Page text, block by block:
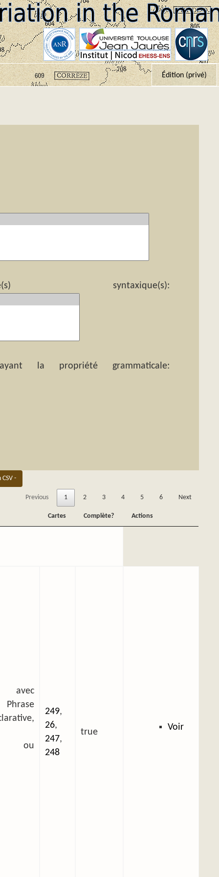
Édition (privé)
la propriété grammaticale:
-
Previous 1 2 3 4 5 6 Next
Cartes Complète? Actions
avec
ou
249,
26,
247,
248
true Voir